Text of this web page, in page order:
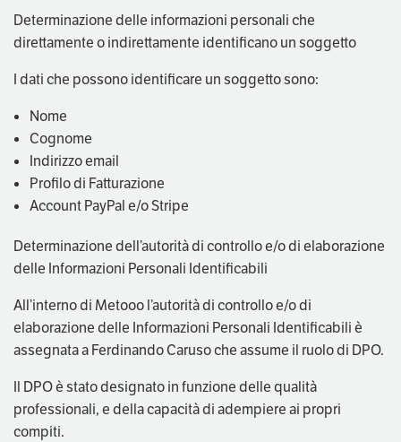
Determinazione delle informazioni personali che
direttamente o indirettamente identificano un soggetto
I dati che possono identificare un soggetto sono:
Nome
Cognome
Indirizzo email
Profilo di Fatturazione
Account PayPal e/o Stripe
Determinazione dell’autorità di controllo e/o di elaborazione
delle Informazioni Personali Identificabili
All’interno di Metooo l’autorità di controllo e/o di
elaborazione delle Informazioni Personali Identificabili è
assegnata a Ferdinando Caruso che assume il ruolo di DPO.
Il DPO è stato designato in funzione delle qualità
professionali, e della capacità di adempiere ai propri
compiti.